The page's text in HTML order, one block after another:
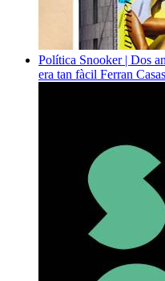
Política Snooker | Dos
era tan fàcil Ferran